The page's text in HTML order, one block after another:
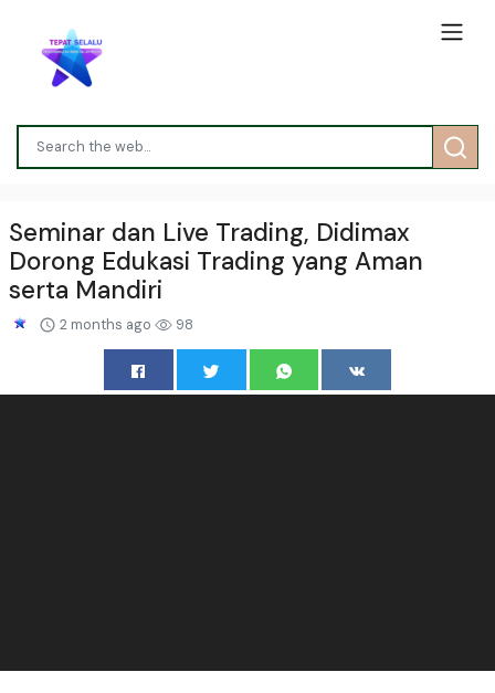
Seminar dan Live Trading, Didimax
Dorong Edukasi Trading yang Aman
serta Mandiri
2 months ago 98